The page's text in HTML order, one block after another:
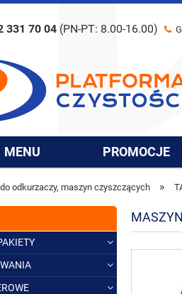
331 70 04 (PN-PT: 8.00-16.00)
MENU PROMOCJE
odkurzaczy, maszyn czyszczących »